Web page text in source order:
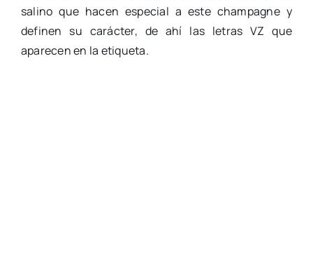
salino que hacen especial a este champagne y
definen su carácter, de ahí las letras VZ que
aparecen en la etiqueta.